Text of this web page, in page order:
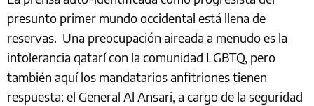
presunto primer mundo occidental está llena de
reservas. Una preocupación aireada a menudo es la
intolerancia qatarí con la comunidad LGBTQ, pero
también aquí los mandatarios anfitriones tienen
respuesta: el General Al Ansari, a cargo de la seguridad